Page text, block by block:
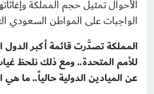
الأحوال تمثيل حجم المملكة
الواجبات على المواطن السعودي
المملكة تصدَّرت قائمة أكبر
للأمم المتحدة.. ومع ذلك نلحظ
عن الميادين الدولية حالياً.. ما هي